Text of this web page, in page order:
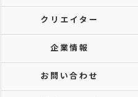
クリエイター
企業情報
お問い合わせ